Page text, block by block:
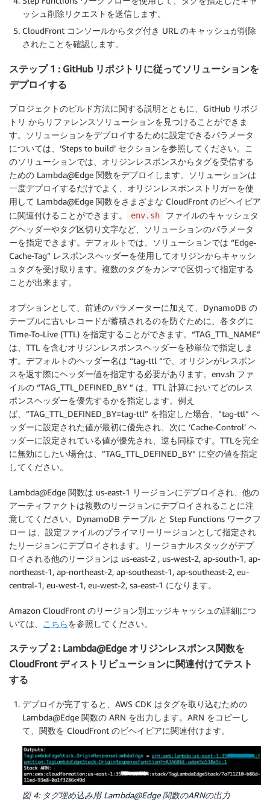
ッシュ削除リクエストを送信します。
CloudFront コンソールからタグ付き URL のキャッシュが削除
されたことを確認します。
ステップ 1 : GitHub リポジトリに従ってソリューションを
デプロイする
プロジェクトのビルド方法に関する説明とともに、GitHub リポジ
トリ からリファレンスソリューションを見つけることができま
す。ソリューションをデプロイするために設定できるパラメータ
については、’Steps to build’ セクションを参照してください。こ
のソリューションでは、オリジンレスポンスからタグを受信する
ための Lambda@Edge 関数をデプロイします。ソリューションは
一度デプロイするだけでよく、オリジンレスポンストリガーを使
用して Lambda@Edge 関数をさまざまな CloudFront のビヘイビア
に関連付けることができます。
env.sh
ファイルのキャッシュタ
グヘッダーやタグ区切り文字など、ソリューションのパラメータ
ーを指定できます。デフォルトでは、ソリューションでは “Edge-
Cache-Tag” レスポンスヘッダーを使用してオリジンからキャッシ
ュタグを受け取ります。複数のタグをカンマで区切って指定する
ことが出来ます。
オプションとして、前述のパラメーターに加えて、DynamoDB の
テーブルに古いレコードが蓄積されるのを防ぐために、各タグに
Time-To-Live (TTL) を指定することができます。“TAG_TTL_NAME”
は、TTL を含むオリジンレスポンスヘッダーを秒単位で指定しま
す。デフォルトのヘッダー名は “tag-ttl “で、オリジンがレスポン
スを返す際にヘッダー値を指定する必要があります。env.sh ファ
イルの “TAG_TTL_DEFINED_BY ” は、TTL 計算においてどのレス
ポンスヘッダーを優先するかを指定します。例え
ば、”TAG_TTL_DEFINED_BY=tag-ttl” を指定した場合、”tag-ttl” ヘ
ッダーに設定された値が最初に優先され、次に ‘Cache-Control’ ヘ
ッダーに設定されている値が優先され、逆も同様です。TTLを完全
に無効にしたい場合は、”TAG_TTL_DEFINED_BY” に空の値を指定
してください。
Lambda@Edge 関数は us-east-1 リージョンにデプロイされ、他の
アーティファクトは複数のリージョンにデプロイされることに注
意してください。DynamoDB テーブル と Step Functions ワークフ
ロー は、設定ファイルのプライマリーリージョンとして指定され
たリージョンにデプロイされます。リージョナルスタックがデプ
ロイされる他のリージョンは us-east-2 , us-west-2, ap-south-1, ap-
northeast-1, ap-northeast-2, ap-southeast-1, ap-southeast-2, eu-
central-1, eu-west-1, eu-west-2, sa-east-1 になります。
Amazon CloudFront のリージョン別エッジキャッシュの詳細につ
いては、
こちらを参照してください。
ステップ 2 : Lambda@Edge オリジンレスポンス関数を
CloudFront ディストリビューションに関連付けてテスト
する
デプロイが完了すると、AWS CDK はタグを取り込むための
Lambda@Edge 関数の ARN を出力します。ARN をコピーし
て、関数を CloudFront のビヘイビアに関連付けます。
図 4: タグ埋め込み用 Lambda@Edge 関数のARNの出力